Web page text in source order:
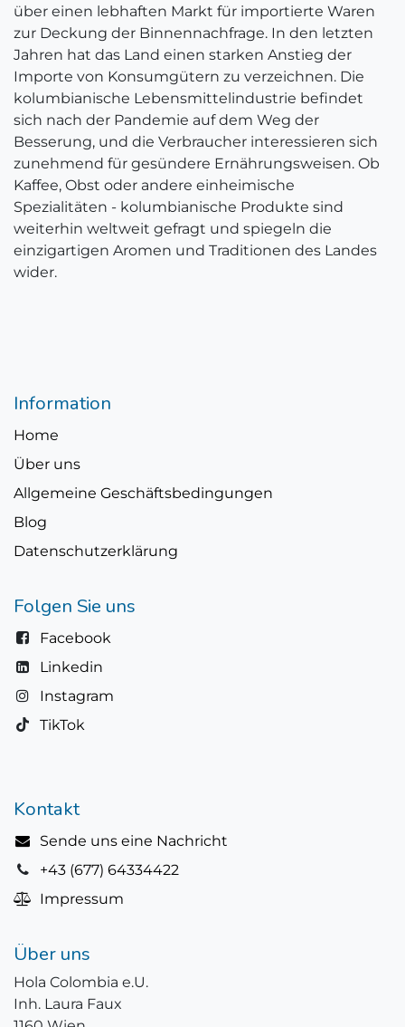
über einen lebhaften Markt für importierte Waren
zur Deckung der Binnennachfrage. In den letzten
Jahren hat das Land einen starken Anstieg der
Importe von Konsumgütern zu verzeichnen. Die
kolumbianische Lebensmittelindustrie befindet
sich nach der Pandemie auf dem Weg der
Besserung, und die Verbraucher interessieren sich
zunehmend für gesündere Ernährungsweisen. Ob
Kaffee, Obst oder andere einheimische
Spezialitäten - kolumbianische Produkte sind
weiterhin weltweit gefragt und spiegeln die
einzigartigen Aromen und Traditionen des Landes
wider.
Information
Home
Über uns
Allgemeine Geschäftsbedingungen
Blog
Datenschutzerklärung
Folgen Sie uns
Facebook
Linkedin
Instagram
TikTok
Kontakt
Sende uns eine Nachricht
+43 (677) 64334422
Impressum
Über uns
Hola Colombia e.U.
Inh. Laura Faux